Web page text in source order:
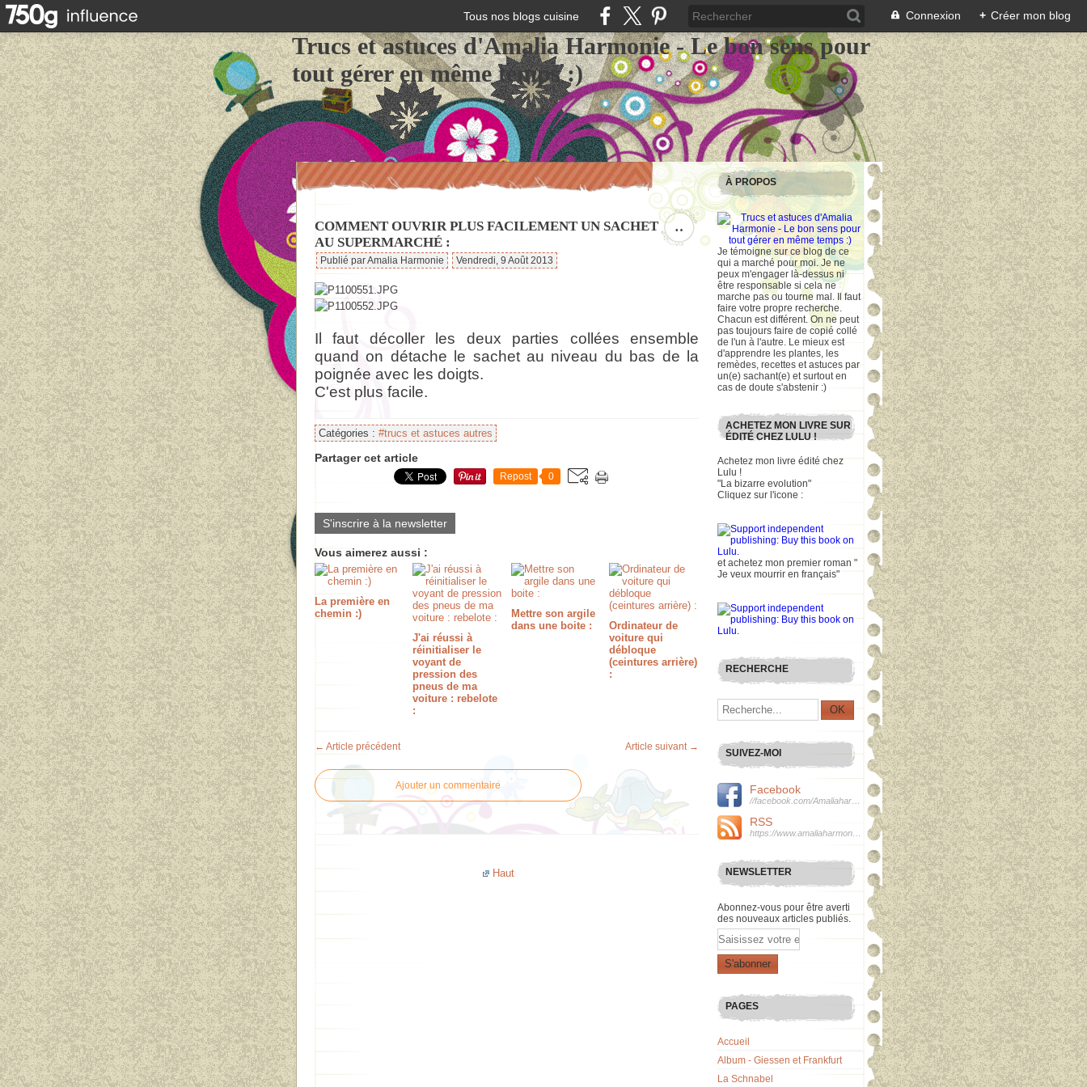
Tous nos blogs cuisine Connexion + Créer mon blog
Trucs et astuces d'Amalia Harmonie - Le bon sens pour
tout gérer en même temps :)
…
COMMENT OUVRIR PLUS FACILEMENT UN SACHET
AU SUPERMARCHÉ :
Publié par Amalia Harmonie Vendredi, 9 Août 2013
Il faut décoller les deux parties collées ensemble
quand on détache le sachet au niveau du bas de la
poignée avec les doigts.
C'est plus facile.
Catégories : #trucs et astuces autres
Partager cet article
Repost 0
S'inscrire à la newsletter
Vous aimerez aussi :
La première en
chemin :)
J'ai réussi à
réinitialiser le
voyant de
pression des
pneus de ma
voiture : rebelote
:
Mettre son argile
dans une boite :
Ordinateur de
voiture qui
débloque
(ceintures arrière)
:
← Article précédent Article suivant →
Ajouter un commentaire
Haut
À PROPOS
Je témoigne sur ce blog de ce
qui a marché pour moi. Je ne
peux m'engager là-dessus ni
être responsable si cela ne
marche pas ou tourne mal. Il faut
faire votre propre recherche.
Chacun est différent. On ne peut
pas toujours faire de copié collé
de l'un à l'autre. Le mieux est
d'apprendre les plantes, les
remèdes, recettes et astuces par
un(e) sachant(e) et surtout en
cas de doute s'abstenir :)
ACHETEZ MON LIVRE SUR
ÉDITÉ CHEZ LULU !
Achetez mon livre édité chez
Lulu !
"La bizarre evolution"
Cliquez sur l'icone :
et achetez mon premier roman "
Je veux mourrir en français"
RECHERCHE
SUIVEZ-MOI
Facebook
RSS
NEWSLETTER
Abonnez-vous pour être averti
des nouveaux articles publiés.
Email
PAGES
Accueil
Album - Giessen et Frankfurt
La Schnabel